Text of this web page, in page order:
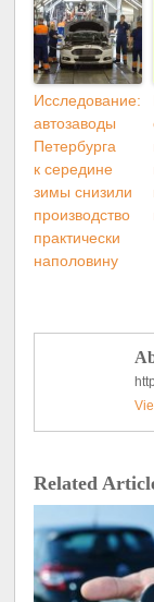
Исследование:
автозаводы
Петербурга
к середине
зимы снизили
производство
практически
наполовину
Related